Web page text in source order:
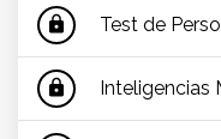
lock Test de
lock Inteligencias